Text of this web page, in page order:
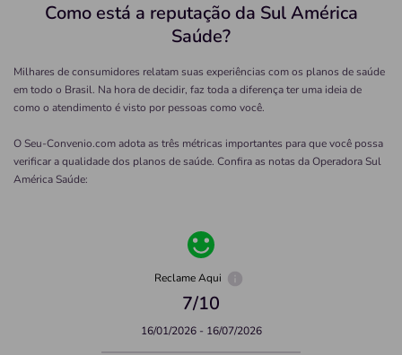
Como está a reputação da Sul América
Saúde?
Milhares de consumidores relatam suas experiências com os planos de saúde
em todo o Brasil. Na hora de decidir, faz toda a diferença ter uma ideia de
como o atendimento é visto por pessoas como você.
O Seu-Convenio.com adota as três métricas importantes para que você possa
verificar a qualidade dos planos de saúde. Confira as notas da OperadoraSul
América Saúde:
Reclame Aqui
7/10
16/01/2026 - 16/07/2026